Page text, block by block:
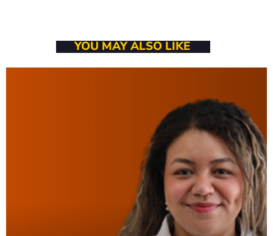
Bom dia RAFA
7:00 AM - 10:00 AM
YOU MAY ALSO LIKE